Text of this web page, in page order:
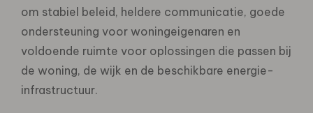
om stabiel beleid, heldere communicatie, goede
ondersteuning voor woningeigenaren en
voldoende ruimte voor oplossingen die passen bij
de woning, de wijk en de beschikbare energie-
infrastructuur.